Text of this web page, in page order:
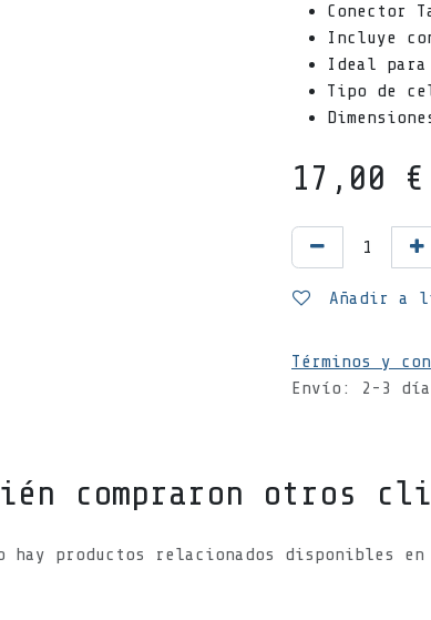
Conector
Incluye
Ideal
Tipo de
17,00 €
Añadir a
Términos y
Envío: 2-3
compraron otros
hay productos relacionados disponibles en